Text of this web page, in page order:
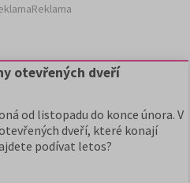
otevřených dveří
od listopadu do konce února. V
dveří, které konají
podívat letos?
Reklama